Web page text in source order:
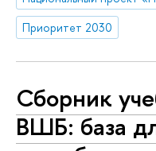
Приоритет 2030
Сборник
ВШБ: база